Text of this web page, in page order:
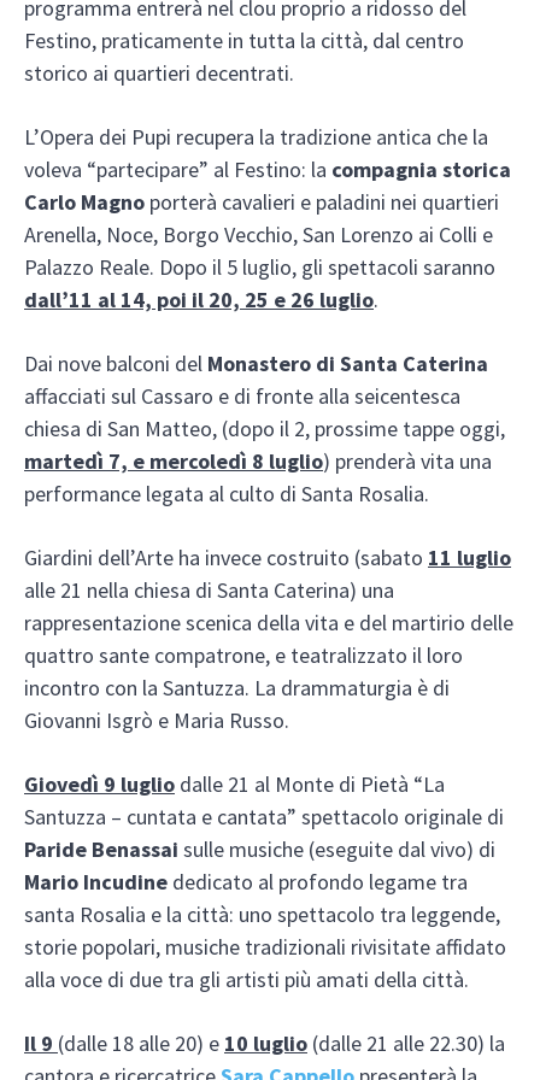
programma entrerà nel clou proprio a ridosso del
Festino, praticamente in tutta la città, dal centro
storico ai quartieri decentrati.
L’Opera dei Pupi recupera la tradizione antica che la
voleva “partecipare” al Festino: la compagnia storica
Carlo Magno porterà cavalieri e paladini nei quartieri
Arenella, Noce, Borgo Vecchio, San Lorenzo ai Colli e
Palazzo Reale. Dopo il 5 luglio, gli spettacoli saranno
dall’11 al 14, poi il 20, 25 e 26 luglio.
Dai nove balconi del Monastero di Santa Caterina
affacciati sul Cassaro e di fronte alla seicentesca
chiesa di San Matteo, (dopo il 2, prossime tappe oggi,
martedì 7, e mercoledì 8 luglio) prenderà vita una
performance legata al culto di Santa Rosalia.
Giardini dell’Arte ha invece costruito (sabato 11 luglio
alle 21 nella chiesa di Santa Caterina) una
rappresentazione scenica della vita e del martirio delle
quattro sante compatrone, e teatralizzato il loro
incontro con la Santuzza. La drammaturgia è di
Giovanni Isgrò e Maria Russo.
Giovedì 9 luglio dalle 21 al Monte di Pietà “La
Santuzza – cuntata e cantata” spettacolo originale di
Paride Benassai sulle musiche (eseguite dal vivo) di
Mario Incudine dedicato al profondo legame tra
santa Rosalia e la città: uno spettacolo tra leggende,
storie popolari, musiche tradizionali rivisitate affidato
alla voce di due tra gli artisti più amati della città.
Il 9 (dalle 18 alle 20) e 10 luglio (dalle 21 alle 22.30) la